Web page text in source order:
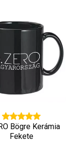
Bögre Kerámia
Fekete